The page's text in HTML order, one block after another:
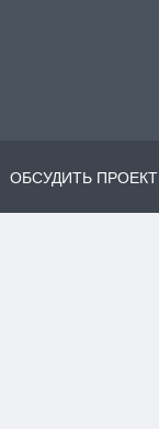
ОБСУДИТЬ ПРОЕКТ